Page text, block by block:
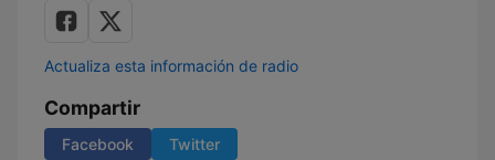
Actualiza esta información de radio
Compartir
Facebook Twitter